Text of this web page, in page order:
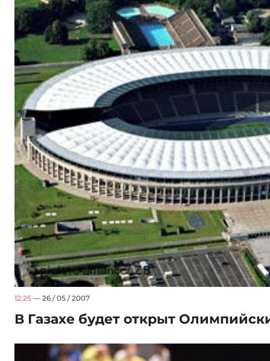
12:25 — 26 / 05 / 2007
В Газахе будет открыт